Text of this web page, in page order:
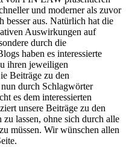
und moderner als zuvor
besser aus. Natürlich hat die
Auswirkungen auf
durch die
haben es interessierte
ihren jeweiligen
Beiträge zu den
durch Schlagwörter
es dem interessierten
unsere Beiträge zu den
lassen, ohne sich durch alle
müssen. Wir wünschen allen